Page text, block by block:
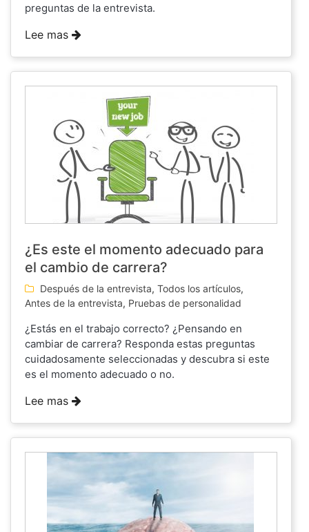
preguntas de la entrevista.
Lee mas
¿Es este el momento adecuado para
el cambio de carrera?
Después de la entrevista, Todos los artículos,
Antes de la entrevista, Pruebas de personalidad
¿Estás en el trabajo correcto? ¿Pensando en
cambiar de carrera? Responda estas preguntas
cuidadosamente seleccionadas y descubra si este
es el momento adecuado o no.
Lee mas